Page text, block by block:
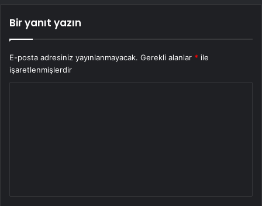
Bir yanıt yazın
E-posta adresiniz yayınlanmayacak. Gerekli alanlar * ile
işaretlenmişlerdir